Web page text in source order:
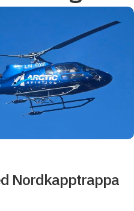
Nordkapptrappa